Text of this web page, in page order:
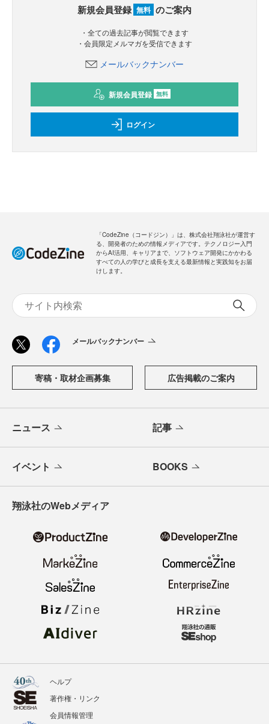
新規会員登録 無料 のご案内
・全ての過去記事が閲覧できます
・会員限定メルマガを受信できます
メールバックナンバー
新規会員登録 無料
ログイン
「CodeZine（コードジン）」は、株式会社翔泳社が運営す
る、開発者のための情報メディアです。テクノロジー入門
からAI活用、キャリアまで、ソフトウェア開発にかかわる
すべての人の学びと成長を支える最新情報と実践知をお届
けします。
メールバックナンバー
寄稿・取材企画募集 広告掲載のご案内
ニュース 記事
イベント BOOKS
翔泳社のWebメディア
ヘルプ
著作権・リンク
会員情報管理